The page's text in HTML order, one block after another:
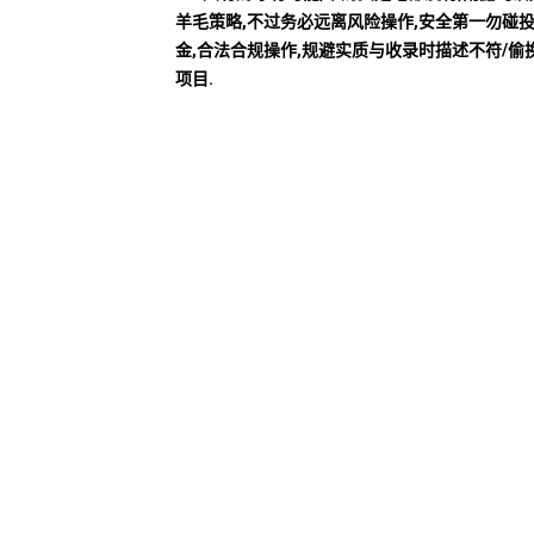
羊毛策略,不过务必远离风险操作,安全第一勿碰
金,合法合规操作,规避实质与收录时描述不符/偷
项目.